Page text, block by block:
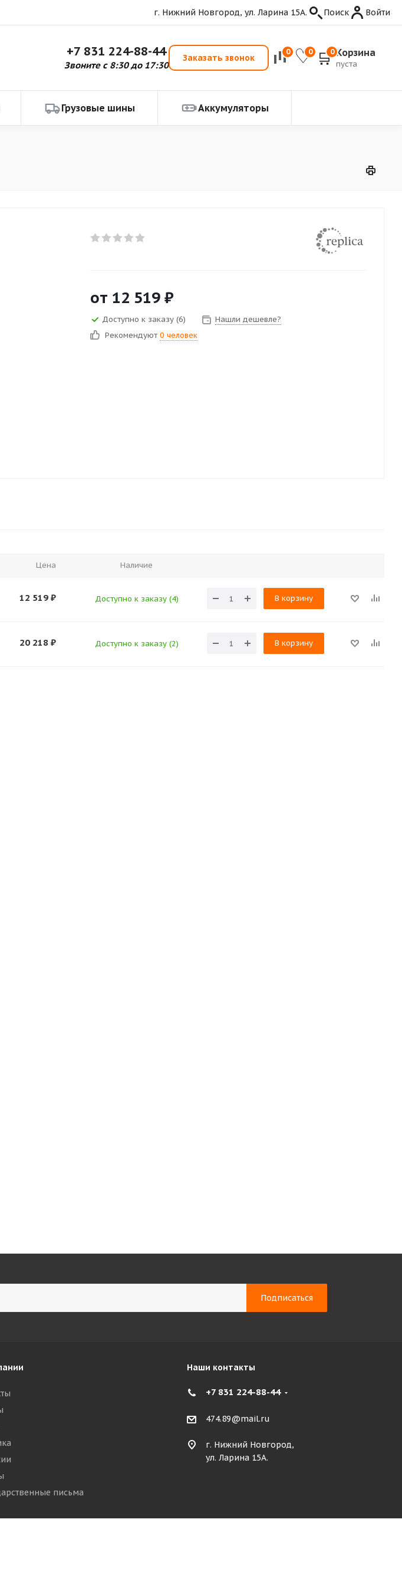
г. Нижний Новгород, ул. Ларина 15А. Поиск Войти
+7 831 224-88-44
Звоните с 8:30 до 17:30
Заказать звонок
0 0 0 Корзина
пуста
Грузовые шины Аккумуляторы
от 12 519 ₽
Доступно к заказу (6)
Нашли дешевле?
Рекомендуют 0 человек
Цена Наличие
12 519 ₽ Доступно к заказу (4) В корзину
20 218 ₽ Доступно к заказу (2) В корзину
письма
Наши контакты
+7 831 224-88-44
474.89@mail.ru
г. Нижний Новгород,
ул. Ларина 15А.